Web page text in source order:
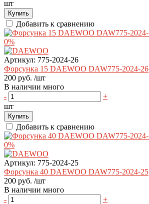
шт
Купить
Добавить к сравнению
0%
Артикул: 775-2024-26
Форсунка 15 DAEWOO DAW775-2024-26
200 руб. /шт
В наличии много
-
+
шт
Купить
Добавить к сравнению
0%
Артикул: 775-2024-25
Форсунка 40 DAEWOO DAW775-2024-25
200 руб. /шт
В наличии много
-
+